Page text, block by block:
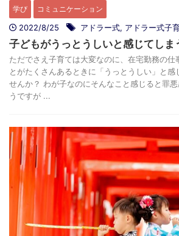
学び コミュニケーション
2022/8/25 アドラー式, アドラー式子
子どもがうっとうしいと感じてしま
ただでさえ子育ては大変なのに、在宅勤務の仕
とがたくさんあるときに「うっとうしい」と感
せんか？ わが子なのにそんなこと感じると罪
うですが ...